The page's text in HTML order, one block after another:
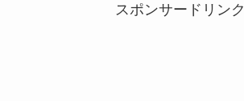
スポンサードリンク